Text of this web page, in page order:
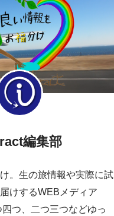
編集部
。生の旅情報や実際に試
けするWEBメディア
四つ、二つ三つなどゆっ